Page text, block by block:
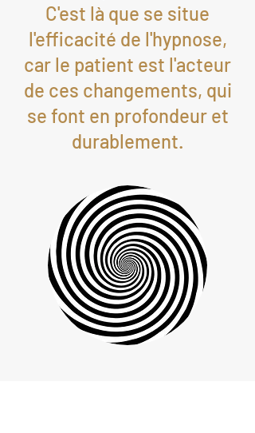
C'est là que se situe
l'efficacité de l'hypnose,
car le patient est l'acteur
de ces changements, qui
se font en profondeur et
durablement.